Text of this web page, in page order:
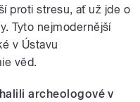
proti stresu, ať už jde o
Tyto nejmodernější
v Ústavu
věd.
archeologové v